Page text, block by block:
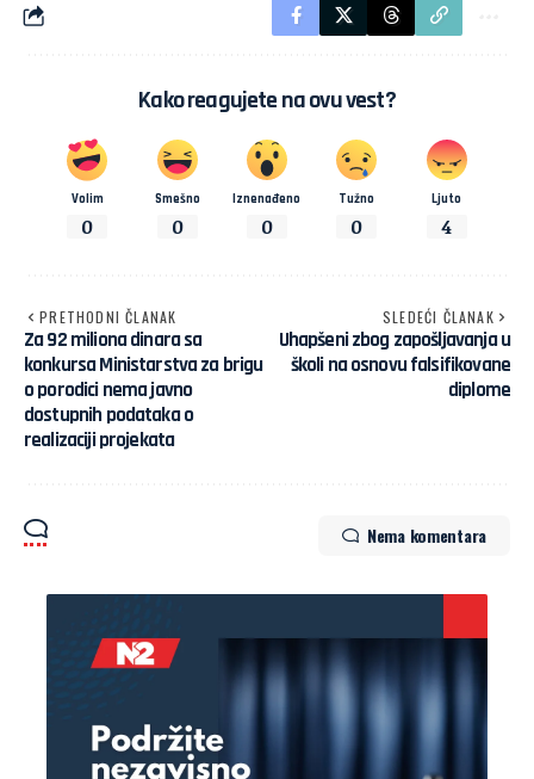
Kako reagujete na ovu vest?
Volim
0
Smešno
0
Iznenađeno
0
Tužno
0
Ljuto
4
PRETHODNI ČLANAK
Za 92 miliona dinara sa
konkursa Ministarstva za brigu
o porodici nema javno
dostupnih podataka o
realizaciji projekata
SLEDEĆI ČLANAK
Uhapšeni zbog zapošljavanja u
školi na osnovu falsifikovane
diplome
Nema komentara